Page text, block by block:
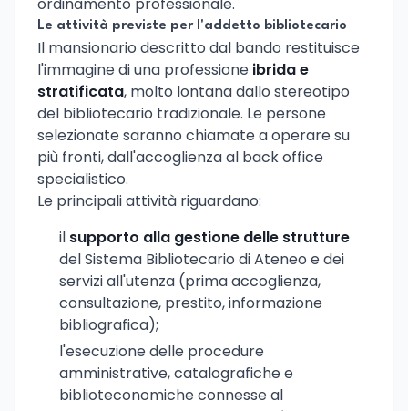
Le attività previste per l'addetto bibliotecario
Il mansionario descritto dal bando restituisce
l'immagine di una professione ibrida e
stratificata, molto lontana dallo stereotipo
del bibliotecario tradizionale. Le persone
selezionate saranno chiamate a operare su
più fronti, dall'accoglienza al back office
specialistico.
Le principali attività riguardano:
il supporto alla gestione delle strutture
del Sistema Bibliotecario di Ateneo e dei
servizi all'utenza (prima accoglienza,
consultazione, prestito, informazione
bibliografica);
l'esecuzione delle procedure
amministrative, catalografiche e
biblioteconomiche connesse al